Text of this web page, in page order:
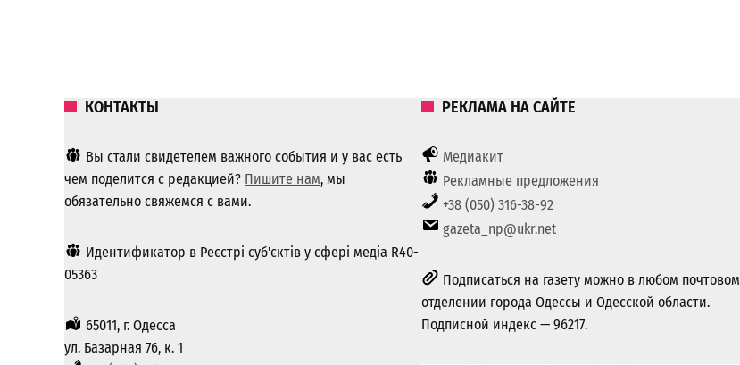
КОНТАКТЫ
Вы стали свидетелем важного события и у вас есть
чем поделится с редакцией? Пишите нам, мы
обязательно свяжемся с вами.
Идентификатор в Реєстрі суб'єктів у сфері медіа R40-
05363
65011, г. Одесса
ул. Базарная 76, к. 1
РЕКЛАМА НА САЙТЕ
Медиакит
Рекламные предложения
+38 (050) 316-38-92
gazeta_np@ukr.net
Подписаться на газету можно в любом почтовом
отделении города Одессы и Одесской области.
Подписной индекс — 96217.